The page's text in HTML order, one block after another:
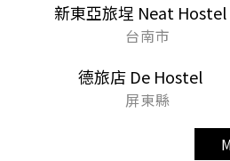
新東亞旅埕 Neat Hostel
台南市
德旅店 De Hostel
屏東縣